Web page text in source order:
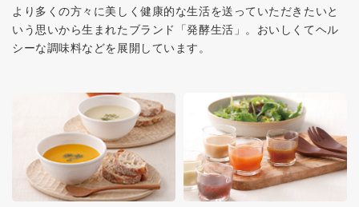
より多くの方々に美しく健康的な生活を送っていただきたいと
いう思いから生まれたブランド「発酵生活」。おいしくてヘル
シーな調味料などを展開しています。